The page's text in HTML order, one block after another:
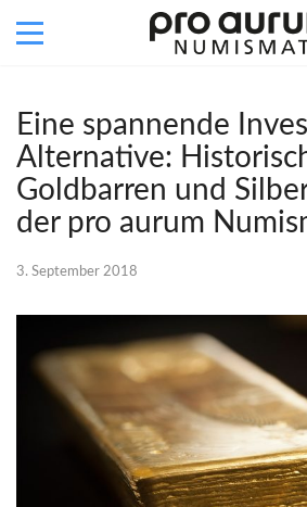
Eine spannende
Alternative:
Goldbarren und
der pro aurum
3. September 2018